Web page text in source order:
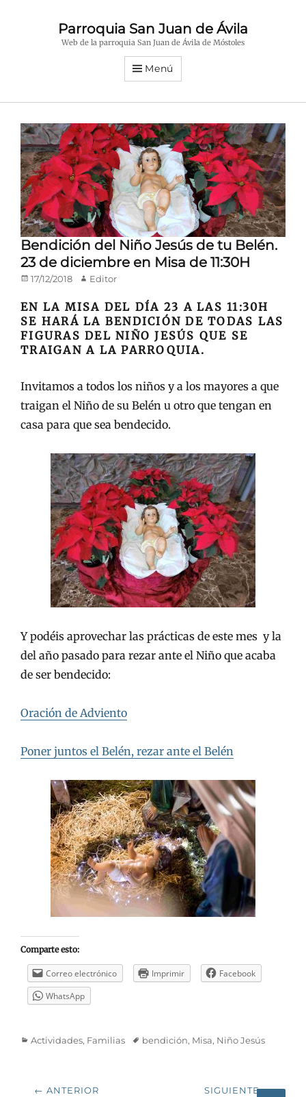
Parroquia San Juan de Ávila
Web de la parroquia San Juan de Ávila de Móstoles
Menú
Bendición del Niño Jesús de tu Belén.
23 de diciembre en Misa de 11:30H
Publicado
17/12/2018 Autor
Editor
EN LA MISA DEL DÍA 23 A LAS 11:30H
SE HARÁ LA BENDICIÓN DE TODAS LAS
FIGURAS DEL NIÑO JESÚS QUE SE
TRAIGAN A LA PARROQUIA.
Invitamos a todos los niños y a los mayores a que
traigan el Niño de su Belén u otro que tengan en
casa para que sea bendecido.
Y podéis aprovechar las prácticas de este mes y la
del año pasado para rezar ante el Niño que acaba
de ser bendecido:
Oración de Adviento
Poner juntos el Belén, rezar ante el Belén
Comparte esto:
Correo electrónico Imprimir
Facebook
WhatsApp
Categorías
Actividades, Familias Etiquetas
bendición, Misa, Niño Jesús
Navegación
← ANTERIOR SIGUIENTE →